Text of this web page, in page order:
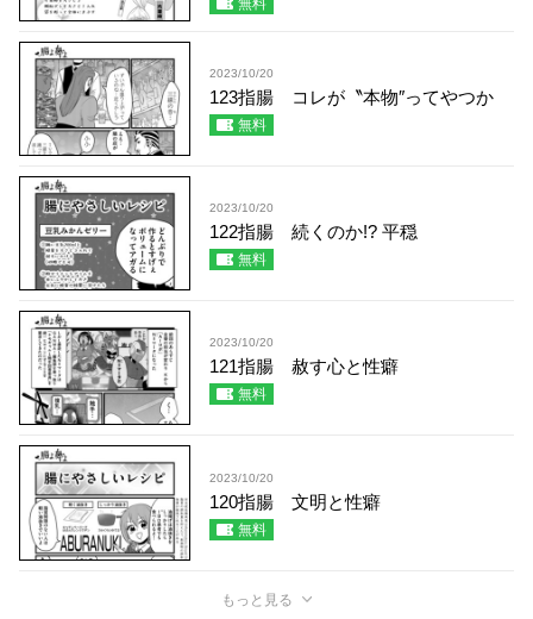
無料
2023/10/20
123指腸 コレが〝本物″ってやつか
無料
2023/10/20
122指腸 続くのか!? 平穏
無料
2023/10/20
121指腸 赦す心と性癖
無料
2023/10/20
120指腸 文明と性癖
無料
もっと見る